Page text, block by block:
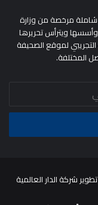
شاملة مرخصة من وزارة
وأسسها ويترأس تحريرها
، وفي مايو 2024 بدأ البث التجريبي لموقع الصحيفة
المختلفة.
تطوير شركة الدار العالمية